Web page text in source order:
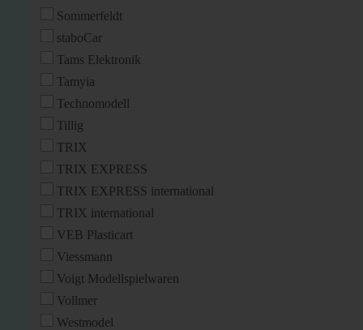
Sommerfeldt
staboCar
Tams Elektronik
Tamyia
Technomodell
Tillig
TRIX
TRIX EXPRESS
TRIX EXPRESS international
TRIX international
VEB Plasticart
Viessmann
Voigt Modellspielwaren
Vollmer
Westmodel